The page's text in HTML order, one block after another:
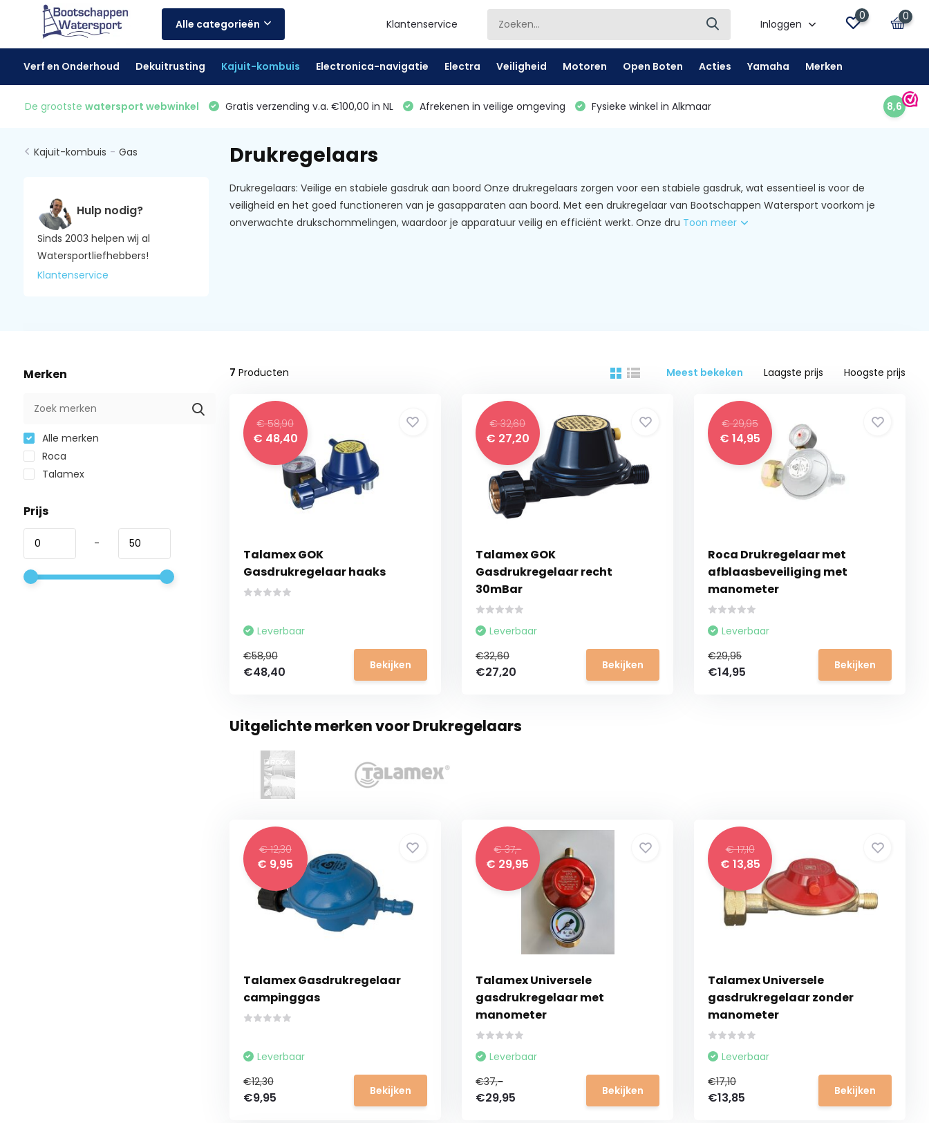
Alle categorieën Klantenservice Inloggen
0 0
Verf en Onderhoud Dekuitrusting Kajuit-kombuis Electronica-navigatie Electra Veiligheid Motoren Open Boten Acties Yamaha Merken
De grootste watersport webwinkel Gratis verzending v.a. €100,00 in NL Afrekenen in veilige omgeving Fysieke winkel in Alkmaar 8,6
Kajuit-kombuis - Gas
Hulp nodig?
Sinds 2003 helpen wij al
Watersportliefhebbers!
Klantenservice
Drukregelaars
Drukregelaars: Veilige en stabiele gasdruk aan boord Onze drukregelaars zorgen voor een stabiele gasdruk, wat essentieel is voor de
veiligheid en het goed functioneren van je gasapparaten aan boord. Met een drukregelaar van Bootschappen Watersport voorkom je
onverwachte drukschommelingen, waardoor je apparatuur veilig en efficiënt werkt. Onze dru Toon meer
Merken
Alle merken
Roca
Talamex
Prijs
-
7 Producten Meest bekeken Laagste prijs Hoogste prijs
€ 58,90
€ 48,40
Talamex GOK
Gasdrukregelaar haaks
Leverbaar
€58,90
€48,40 Bekijken
€ 32,60
€ 27,20
Talamex GOK
Gasdrukregelaar recht
30mBar
Leverbaar
€32,60
€27,20 Bekijken
€ 29,95
€ 14,95
Roca Drukregelaar met
afblaasbeveiliging met
manometer
Leverbaar
€29,95
€14,95 Bekijken
Uitgelichte merken voor Drukregelaars
€ 12,30
€ 9,95
Talamex Gasdrukregelaar
campinggas
Leverbaar
€12,30
€9,95 Bekijken
€ 37,-
€ 29,95
Talamex Universele
gasdrukregelaar met
manometer
Leverbaar
€37,-
€29,95 Bekijken
€ 17,10
€ 13,85
Talamex Universele
gasdrukregelaar zonder
manometer
Leverbaar
€17,10
€13,85 Bekijken